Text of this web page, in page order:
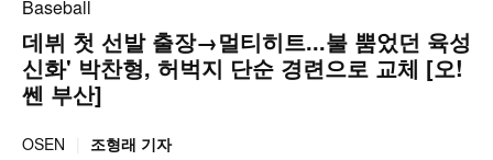
Baseball
데뷔 첫 선발 출장→멀티히트...불 뿜었던 육성
신화' 박찬형, 허벅지 단순 경련으로 교체 [오!
쎈 부산]
OSEN 조형래 기자